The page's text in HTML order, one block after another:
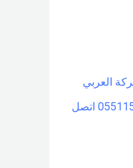
فني مكيفات بحائل – 0551154864 اتصل